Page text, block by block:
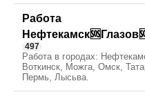
Работа
497
Работа в городах:
Воткинск, Можга, Омск,
Пермь, Лысьва.